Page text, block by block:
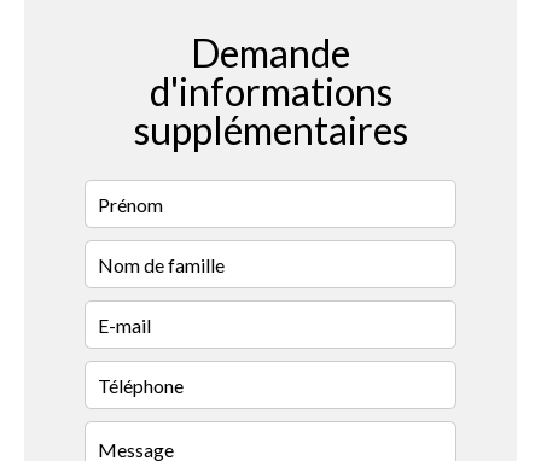
Demande
d'informations
supplémentaires